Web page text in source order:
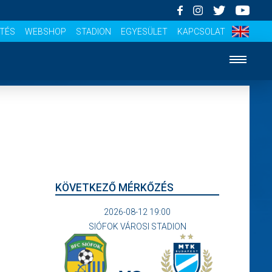
WEBSHOP STADION EGYESÜLET KAPCSOLAT
KÖVETKEZŐ MÉRKŐZÉS
2026-08-12 19:00
SIÓFOK VÁROSI STADION